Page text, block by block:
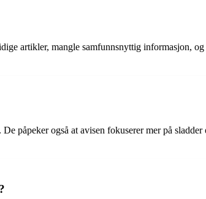
artikler, mangle samfunnsnyttig informasjon,
påpeker også at avisen fokuserer mer på